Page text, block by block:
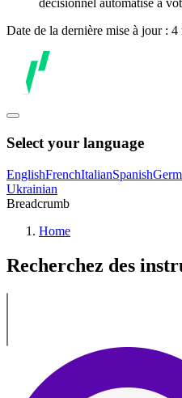
décisionnel automatisé à
Date de la dernière mise à jour : 4
Select your language
EnglishFrenchItalianSpanish
Ukrainian
Breadcrumb
Home
Recherchez des